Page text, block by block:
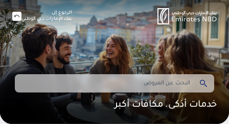
خدمات أذكى. مكافآت أكبر
الرجوع إلى
بنك الإمارات دبي الوطني